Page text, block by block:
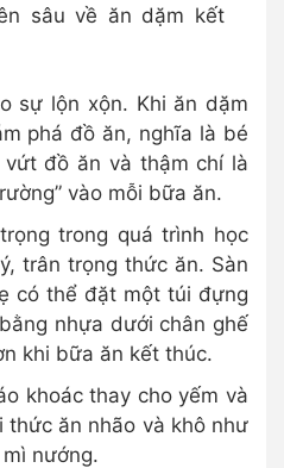
sâu về ăn dặm kết
sự lộn xộn. Khi ăn dặm
phá đồ ăn, nghĩa là bé
đồ ăn và thậm chí là
vào mỗi bữa ăn.
trong quá trình học
trân trọng thức ăn. Sàn
có thể đặt một túi đựng
nhựa dưới chân ghế
khi bữa ăn kết thúc.
khoác thay cho yếm và
thức ăn nhão và khô như
nướng.